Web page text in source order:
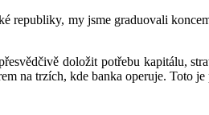
republiky, my jsme graduovali
doložit potřebu kapitálu,
na trzích, kde banka operuje. Toto